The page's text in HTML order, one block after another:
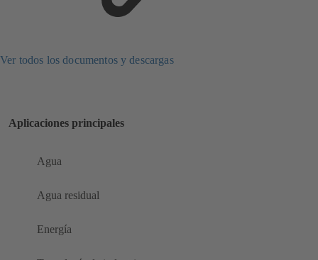
Ver todos los documentos y descargas
Aplicaciones principales
Agua
Agua residual
Energía